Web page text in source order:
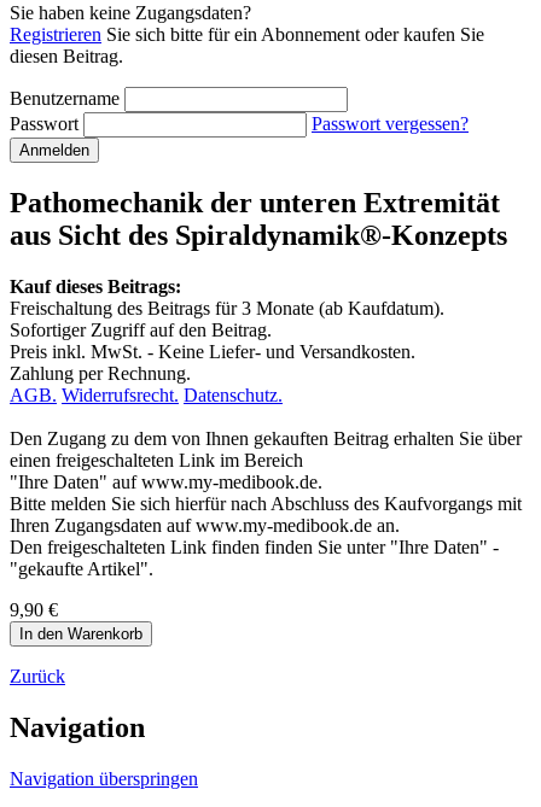
Sie haben keine Zugangsdaten?
Registrieren Sie sich bitte für ein Abonnement oder kaufen Sie
diesen Beitrag.
Benutzername
Passwort
Passwort vergessen?
Anmelden
Pathomechanik der unteren Extremität
aus Sicht des Spiraldynamik®-Konzepts
Kauf dieses Beitrags:
Freischaltung des Beitrags für 3 Monate (ab Kaufdatum).
Sofortiger Zugriff auf den Beitrag.
Preis inkl. MwSt. - Keine Liefer- und Versandkosten.
Zahlung per Rechnung.
AGB. Widerrufsrecht. Datenschutz.
Den Zugang zu dem von Ihnen gekauften Beitrag erhalten Sie über
einen freigeschalteten Link im Bereich
"Ihre Daten" auf www.my-medibook.de.
Bitte melden Sie sich hierfür nach Abschluss des Kaufvorgangs mit
Ihren Zugangsdaten auf www.my-medibook.de an.
Den freigeschalteten Link finden finden Sie unter "Ihre Daten" -
"gekaufte Artikel".
9,90 €
Zurück
Navigation
Navigation überspringen